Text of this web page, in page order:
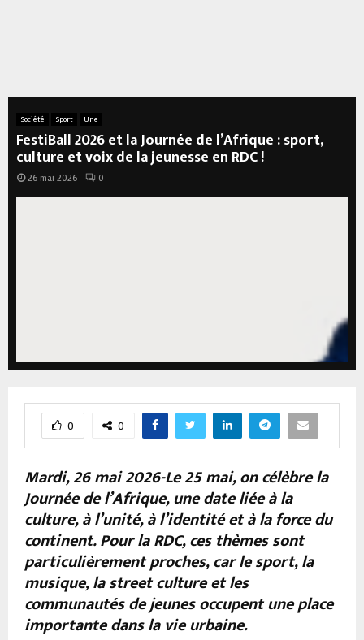
Société Sport Une
FestiBall 2026 et la Journée de l’Afrique : sport,
culture et voix de la jeunesse en RDC !
26 mai 2026 0
0 0
Mardi, 26 mai 2026-Le 25 mai, on célèbre la
Journée de l’Afrique, une date liée à la
culture, à l’unité, à l’identité et à la force du
continent. Pour la RDC, ces thèmes sont
particulièrement proches, car le sport, la
musique, la street culture et les
communautés de jeunes occupent une place
importante dans la vie urbaine.